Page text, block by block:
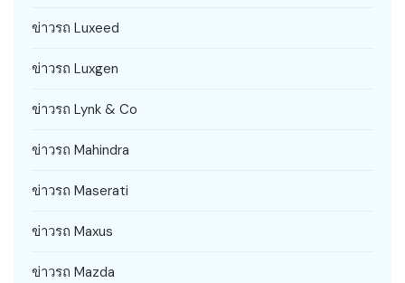
ข่าวรถ Luxeed
ข่าวรถ Luxgen
ข่าวรถ Lynk & Co
ข่าวรถ Mahindra
ข่าวรถ Maserati
ข่าวรถ Maxus
ข่าวรถ Mazda